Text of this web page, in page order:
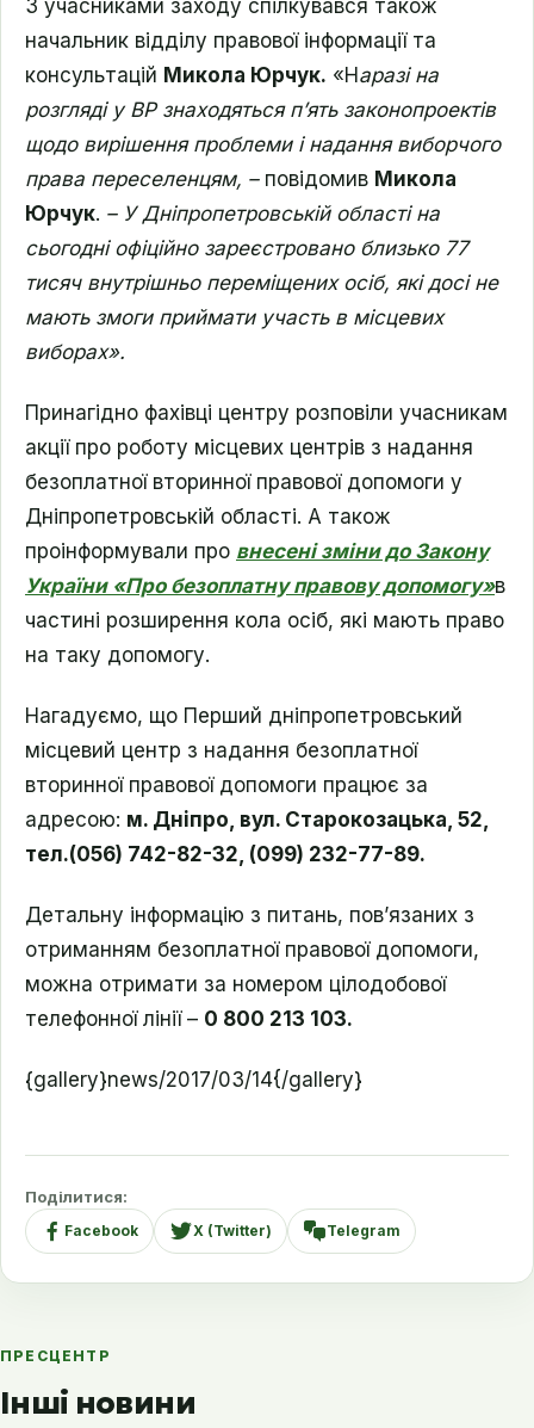
З учасниками заходу спілкувався також
начальник відділу правової інформації та
консультацій Микола Юрчук. «Н аразі на
розгляді у ВР знаходяться п’ять законопроектів
щодо вирішення проблеми і надання виборчого
права переселенцям, – повідомив Микола
Юрчук. – У Дніпропетровській області на
сьогодні офіційно зареєстровано близько 77
тисяч внутрішньо переміщених осіб, які досі не
мають змоги приймати участь в місцевих
виборах».
Принагідно фахівці центру розповіли учасникам
акції про роботу місцевих центрів з надання
безоплатної вторинної правової допомоги у
Дніпропетровській області. А також
проінформували про внесені зміни до Закону
України «Про безоплатну правову допомогу»в
частині розширення кола осіб, які мають право
на таку допомогу.
Нагадуємо, що Перший дніпропетровський
місцевий центр з надання безоплатної
вторинної правової допомоги працює за
адресою: м. Дніпро, вул. Старокозацька, 52,
тел.(056) 742-82-32, (099) 232-77-89.
Детальну інформацію з питань, пов’язаних з
отриманням безоплатної правової допомоги,
можна отримати за номером цілодобової
телефонної лінії – 0 800 213 103.
{gallery}news/2017/03/14{/gallery}
Поділитися:
Facebook X (Twitter) Telegram
ПРЕСЦЕНТР
Інші новини